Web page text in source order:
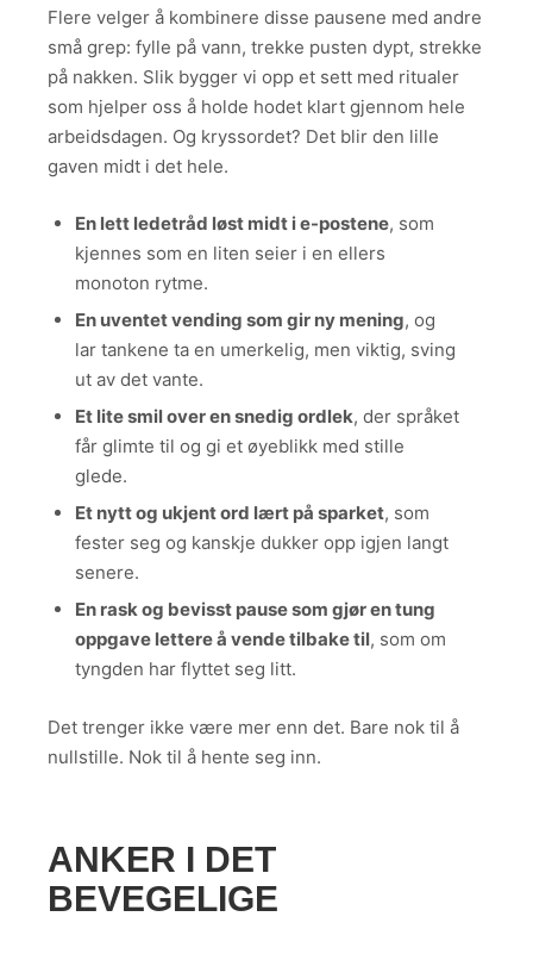
Flere velger å kombinere disse pausene med andre
små grep: fylle på vann, trekke pusten dypt, strekke
på nakken. Slik bygger vi opp et sett med ritualer
som hjelper oss å holde hodet klart gjennom hele
arbeidsdagen. Og kryssordet? Det blir den lille
gaven midt i det hele.
En lett ledetråd løst midt i e-postene, som
kjennes som en liten seier i en ellers
monoton rytme.
En uventet vending som gir ny mening, og
lar tankene ta en umerkelig, men viktig, sving
ut av det vante.
Et lite smil over en snedig ordlek, der språket
får glimte til og gi et øyeblikk med stille
glede.
Et nytt og ukjent ord lært på sparket, som
fester seg og kanskje dukker opp igjen langt
senere.
En rask og bevisst pause som gjør en tung
oppgave lettere å vende tilbake til, som om
tyngden har flyttet seg litt.
Det trenger ikke være mer enn det. Bare nok til å
nullstille. Nok til å hente seg inn.
ANKER I DET
BEVEGELIGE